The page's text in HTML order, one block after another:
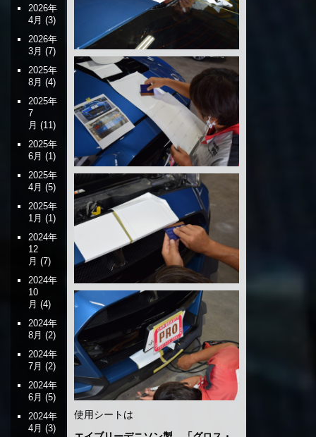
使用シートは
2026年
4月 (3)
2026年
3月 (7)
2025年
8月 (4)
2025年
7
月 (11)
2025年
6月 (1)
2025年
4月 (5)
2025年
1月 (1)
2024年
12
月 (7)
2024年
10
月 (4)
2024年
8月 (2)
2024年
7月 (2)
2024年
6月 (5)
2024年
4月 (3)